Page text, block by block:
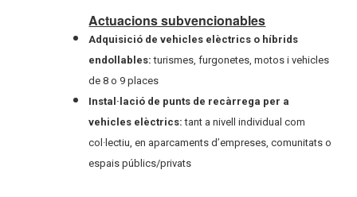
Actuacions subvencionables
Adquisició de vehicles elèctrics o híbrids
endollables: turismes, furgonetes, motos i vehicles
de 8 o 9 places
Instal·lació de punts de recàrrega per a
vehicles elèctrics: tant a nivell individual com
col·lectiu, en aparcaments d’empreses, comunitats o
espais públics/privats